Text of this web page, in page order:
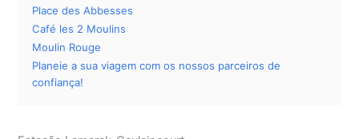
Place des Abbesses
Café les 2 Moulins
Moulin Rouge
Planeie a sua viagem com os nossos parceiros de
confiança!